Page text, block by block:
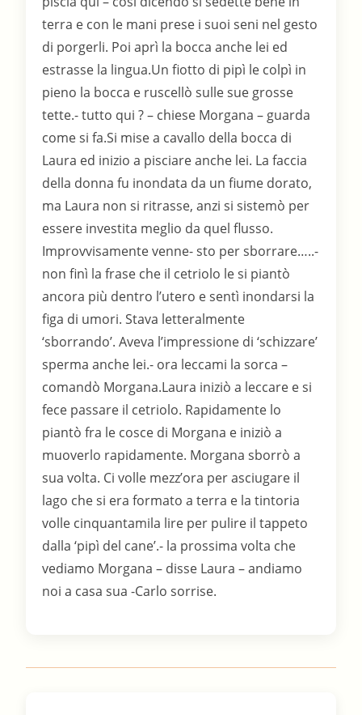
terra e con le mani prese i suoi seni nel gesto
di porgerli. Poi aprì la bocca anche lei ed
estrasse la lingua.Un fiotto di pipì le colpì in
pieno la bocca e ruscellò sulle sue grosse
tette.- tutto qui ? – chiese Morgana – guarda
come si fa.Si mise a cavallo della bocca di
Laura ed inizio a pisciare anche lei. La faccia
della donna fu inondata da un fiume dorato,
ma Laura non si ritrasse, anzi si sistemò per
essere investita meglio da quel flusso.
Improvvisamente venne- sto per sborrare…..-
non finì la frase che il cetriolo le si piantò
ancora più dentro l’utero e sentì inondarsi la
figa di umori. Stava letteralmente
‘sborrando’. Aveva l’impressione di ‘schizzare’
sperma anche lei.- ora leccami la sorca –
comandò Morgana.Laura iniziò a leccare e si
fece passare il cetriolo. Rapidamente lo
piantò fra le cosce di Morgana e iniziò a
muoverlo rapidamente. Morgana sborrò a
sua volta. Ci volle mezz’ora per asciugare il
lago che si era formato a terra e la tintoria
volle cinquantamila lire per pulire il tappeto
dalla ‘pipì del cane’.- la prossima volta che
vediamo Morgana – disse Laura – andiamo
noi a casa sua -Carlo sorrise.